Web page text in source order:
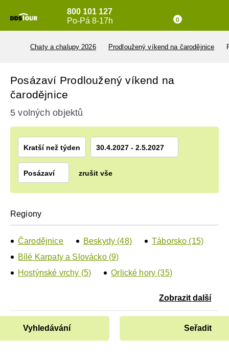
800 101 127
Po-Pá 8-17h
0
Chaty a chalupy 2026 Prodloužený víkend na čarodějnice
Posázaví Prodloužený víkend na
čarodějnice
5 volných objektů
Kratší než týden 30.4.2027 - 2.5.2027
Posázaví zrušit vše
Regiony
Čarodějnice Beskydy (48)
Táborsko (15)
Bílé Karpaty a Slovácko (9)
Hostýnské vrchy (5)
Orlické hory (35)
Zobrazit další
Vyhledávání Seřadit